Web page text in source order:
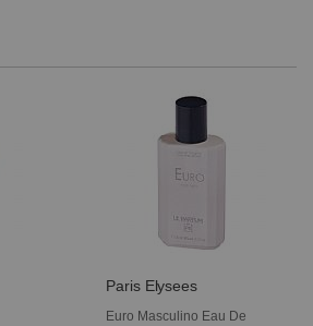
Paris Elysees
Euro Masculino Eau De